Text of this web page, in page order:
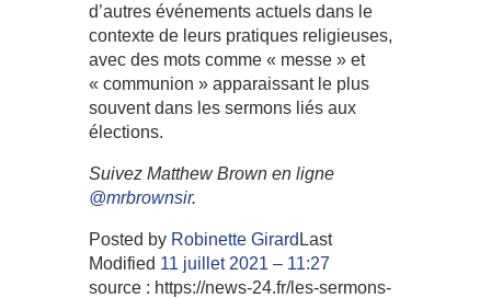
d’autres événements actuels dans le
contexte de leurs pratiques religieuses,
avec des mots comme « messe » et
« communion » apparaissant le plus
souvent dans les sermons liés aux
élections.
Suivez Matthew Brown en ligne
@mrbrownsir.
Posted by Robinette Girard Last
Modified 11 juillet 2021 – 11:27
source : https://news-24.fr/les-sermons-